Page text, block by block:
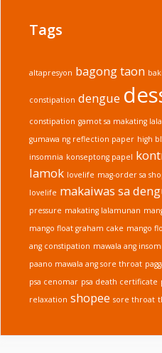
Makating
Lalamunan
Tags
altapresyon bagong taon
constipation dengue
constipation gamot sa makating
gumawa ng reflection paper high
insomnia konseptong papel
lamok lovelife mag-order sa
lovelife makaiwas sa
pressure makating lalamunan
mango float graham cake mango
ang constipation mawala ang
paano mawala ang sore throat
psa cenomar psa death certificate
relaxation shopee sore throat